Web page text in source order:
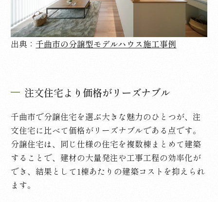
出典： 千曲市の分譲型モデルハウス施工事例
注文住宅より価格がリーズナブル
千曲市で分譲住宅を選ぶ大きな魅力のひとつが、注
文住宅に比べて価格がリーズナブルである点です。
分譲住宅は、同じ仕様の住宅を複数棟まとめて建築
することで、建材の大量発注や工事工程の効率化が
でき、結果として1棟あたりの建築コストを抑えられ
ます。